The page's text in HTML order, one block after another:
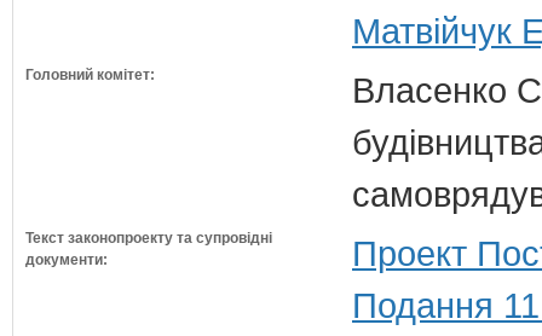
Матвійчук
Головний комітет:
Власенко
Текст законопроекту та супровідні
документи:
Проект
Подання